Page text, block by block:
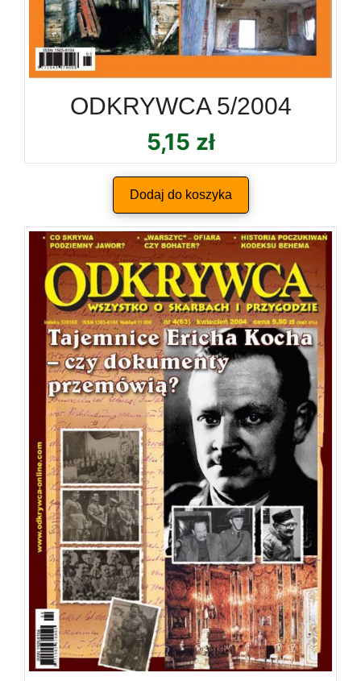
ODKRYWCA 5/2004
5,15 zł
Dodaj do koszyka